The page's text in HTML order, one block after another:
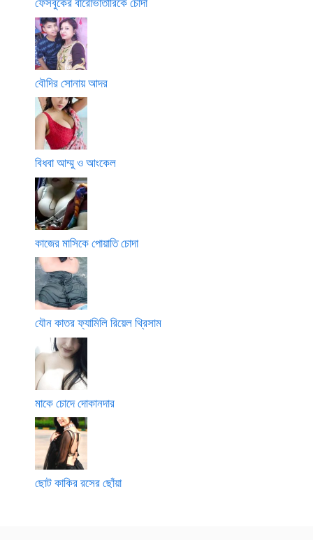
বৌদির সোনায় আদর
বিধবা আম্মু ও আংকেল
কাজের মাসিকে পোয়াতি চোদা
যৌন কাতর ফ্যামিলি রিয়েল থ্রিসাম
মাকে চোদে দোকানদার
ছোট কাকির রসের ছোঁয়া